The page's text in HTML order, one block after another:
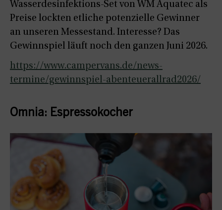
Wasserdesinfektions-Set von WM Aquatec als
Preise lockten etliche potenzielle Gewinner
an unseren Messestand. Interesse? Das
Gewinnspiel läuft noch den ganzen Juni 2026.
https://www.campervans.de/news-
termine/gewinnspiel-abenteuerallrad2026/
Omnia: Espressokocher